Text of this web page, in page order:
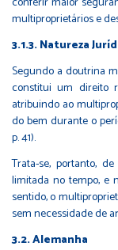
multiproprietários e
3.1.3. Natureza
Segundo a doutrina
constitui um direito
atribuindo ao
do bem durante o
p. 41).
Trata-se, portanto,
limitada no tempo, e
sentido, o
sem necessidade de
3.2. Alemanha